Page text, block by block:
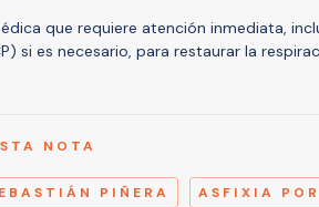
que requiere atención inmediata,
si es necesario, para restaurar la
NOTA
PIÑERA ASFIXIA